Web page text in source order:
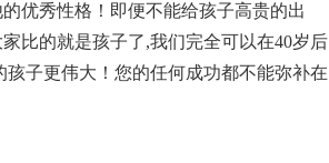
优秀性格！即便不能给孩子高贵的出
比的就是孩子了,我们完全可以在40岁后
子更伟大！您的任何成功都不能弥补在